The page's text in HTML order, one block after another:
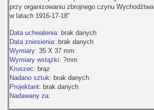
przy organizowaniu zbrojnego czynu Wychodźtwa
w latach 1916-17-18"
Data uchwalenia: brak danych
Data zniesienia: brak danych
Wymiary: 35 X 37 mm
Wymiary wstążki: ?mm
Kruszec: brąz
Nadano sztuk: brak danych
Projektant: brak danych
Nadawany za: